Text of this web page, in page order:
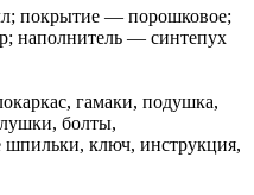
покрытие — порошковое;
наполнитель — синтепух
гамаки, подушка,
болты,
шпильки, ключ, инструкция,